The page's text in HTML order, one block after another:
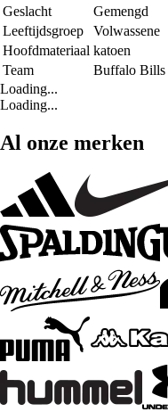
Geslacht
Gemengd
Leeftijdsgroep
Volwassene
Hoofdmateriaal katoen
Team
Buffalo Bills
Loading...
Loading...
Al onze merken